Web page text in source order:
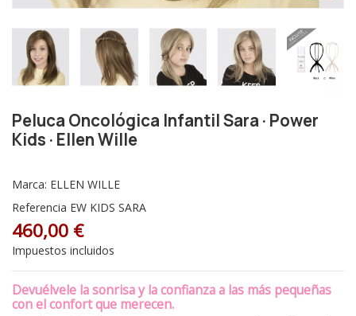
Peluca Oncológica Infantil Sara · Power
Kids · Ellen Wille
Marca: ELLEN WILLE
Referencia EW KIDS SARA
460,00 €
Impuestos incluidos
Devuélvele la sonrisa y la confianza a las más pequeñas
con el confort que merecen.